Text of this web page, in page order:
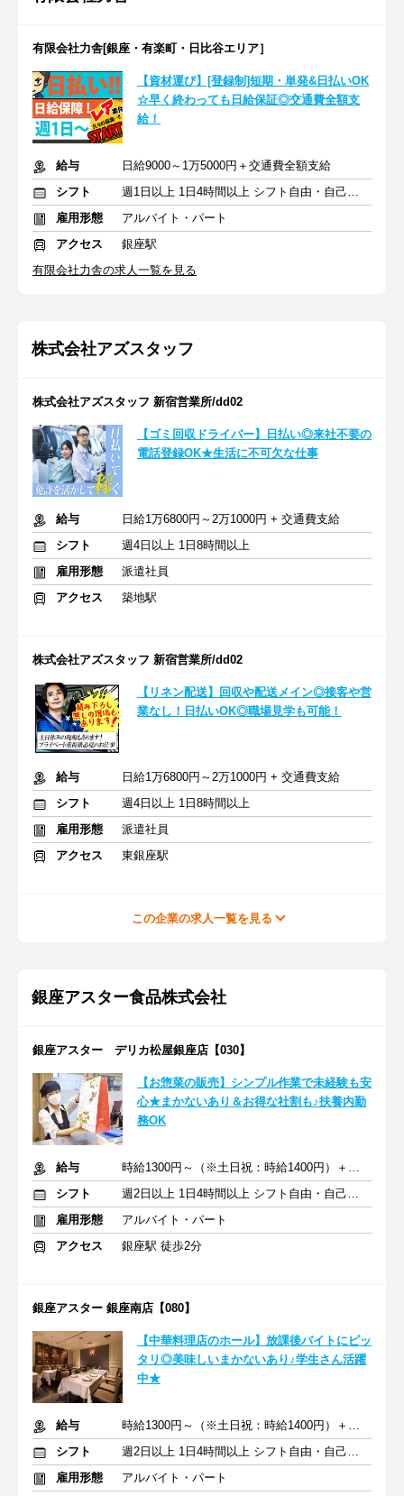
有限会社力舎[銀座・有楽町・日比谷エリア］
【資材運び】[登録制]短期・単発&日払いOK
☆早く終わっても日給保証◎交通費全額支
給！
給与
日給9000～1万5000円＋交通費全額支給
シフト
週1日以上 1日4時間以上 シフト自由・自己申告
雇用形態
アルバイト・パート
アクセス
銀座駅
有限会社力舎の求人一覧を見る
株式会社アズスタッフ
株式会社アズスタッフ 新宿営業所/dd02
【ゴミ回収ドライバー】日払い◎来社不要の
電話登録OK★生活に不可欠な仕事
給与
日給1万6800円～2万1000円 + 交通費支給
シフト
週4日以上 1日8時間以上
雇用形態
派遣社員
アクセス
築地駅
株式会社アズスタッフ 新宿営業所/dd02
【リネン配送】回収や配送メイン◎接客や営
業なし！日払いOK◎職場見学も可能！
給与
日給1万6800円～2万1000円 + 交通費支給
シフト
週4日以上 1日8時間以上
雇用形態
派遣社員
アクセス
東銀座駅
この企業の求人一覧を見る
銀座アスター食品株式会社
銀座アスター デリカ松屋銀座店【030】
【お惣菜の販売】シンプル作業で未経験も安
心★まかないあり＆お得な社割も♪扶養内勤
務OK
給与
時給1300円～（※土日祝：時給1400円）＋交通費支給
シフト
週2日以上 1日4時間以上 シフト自由・自己申告
雇用形態
アルバイト・パート
アクセス
銀座駅 徒歩2分
銀座アスター 銀座南店【080】
【中華料理店のホール】放課後バイトにピッ
タリ◎美味しいまかないあり♪学生さん活躍
中★
給与
時給1300円～（※土日祝：時給1400円）＋交通費支給
シフト
週2日以上 1日4時間以上 シフト自由・自己申告
雇用形態
アルバイト・パート